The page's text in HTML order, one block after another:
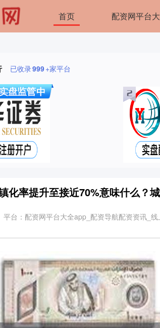
首页 配资网平台
已收录999+家平台
化率提升至接近70%意味什么？
平台：配资网平台大全app_配资导航配资资讯_